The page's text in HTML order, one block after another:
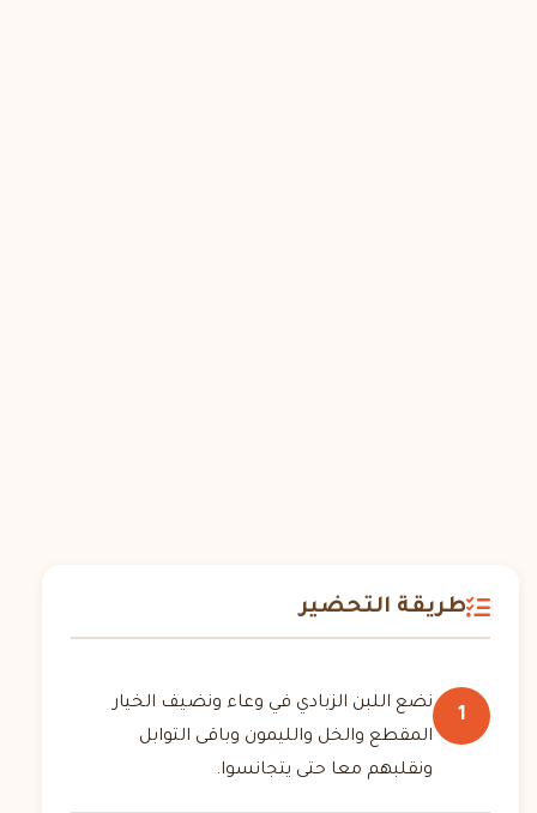
طريقة التحضير
1
نضع اللبن الزبادي في وعاء ونضيف الخيار
المقطع والخل والليمون وباقى التوابل
ونقلبهم معا حتى يتجانسوا.